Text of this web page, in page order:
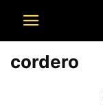
cordero